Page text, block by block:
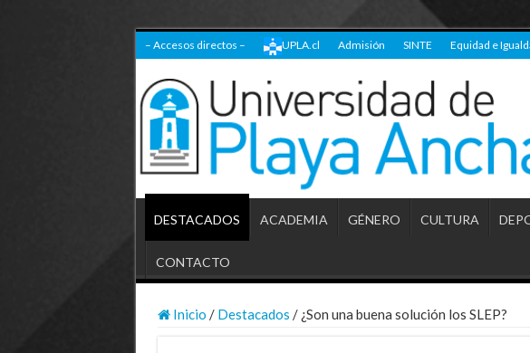
– Accesos directos – UPLA.cl Admisión SINTE Equidad e
DESTACADOS ACADEMIA GÉNERO CULTURA
CONTACTO
Inicio / Destacados / ¿Son una buena solución los SLEP?